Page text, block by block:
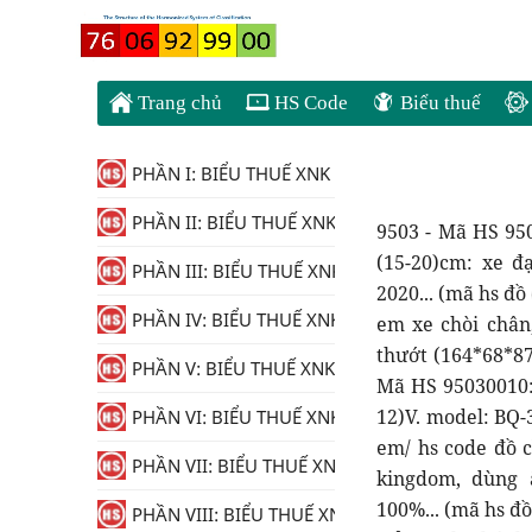
Trang chủ HS Code Biểu thuế
9503 - Mã HS 95030010: Đồ chơi trẻ em không dùng pin bằng nhựa kích thước (15-20)cm: xe đạp, hàng mới 100%, nhà sx: CHUANGFA CO. , LTD mã hàng: 2020... (mã hs đồ chơi trẻ em/ hs code đồ chơi trẻ) - Mã HS 95030010: Đồ chơi trẻ em xe chòi chân, hiệu Baby kingdom, không dùng pin. model: QT-8093A. kích thướt (164*68*87)cm. Mới 100%... (mã hs đồ chơi trẻ em/ hs code đồ chơi trẻ) - Mã HS 95030010: Đồ chơi trẻ em xe mô tô, hiệu Baby kingdom, dùng ắc qui (6-12)V. model: BQ-3188. kích thướt (110*45*75)cm. Mới 100%... (mã hs đồ chơi trẻ em/ hs code đồ chơi trẻ) - Mã HS 95030010: Đồ chơi trẻ em xe ô tô, hiệu Baby kingdom, dùng ắc qui (6-12)V. model: 588. kích thướt (135*95*90)cm. Mới 100%... (mã hs đồ chơi trẻ em/ hs code đồ chơi trẻ) - Mã HS 95030010: Xe đồ chơi trẻ em, ba bánh, tay cầm bọt biển, có chuông, dùng chân đẩy, model KM-951, KT: 58*9*76cm, chất liệu thép, nhãn hiệu: HEBEI, mới 100%... (mã hs xe đồ chơi trẻ/ hs code xe đồ chơi t) - Mã HS 95030010: Xe đồ chơi trẻ em, ba bánh, tay cầm nhựa, có chuông, dùng chân đẩy, model T09, KT: KT: 58*9. 8*77cm, chất liệu thép, nhãn hiệu: HEBEI, mới 100%... (mã hs xe đồ chơi trẻ/ hs code xe đồ chơi t) - Mã HS 95030010: Đồ chơi trẻ em bằng nhựa không dùng pin: Xe đẩy đồ chơi tập đi cho trẻ bằng nhựa, mã hàng: 918, loại 4 bánh. Kích thước: (98*47*55) cm, mới 100%... (mã hs đồ chơi trẻ em/ hs code đồ chơi trẻ) - Mã HS 95030010: Xe đồ chơi trẻ em bằng nhựa, loại đẩy bằng tay, không động cơ, hiệu Mimi Deer, model S101, kích thước(40x30x20)cm. Hàng mới 100%... (mã hs xe đồ chơi trẻ/ hs code xe đồ chơi t) - Mã HS 95030010: XE ĐẠP TỰ CÂN BẰNG (ĐỒ CHƠI DÀNH CHO TRẺ EM TỪ 1-4 TUỔI, LOẠI 02 BÁNH)- Nhãn hiệu: B'TWIN- Chất liệu: Chassis 100. 0: 50. 0% Steel 50. 0% Aluminium- Model code: 8501033... (mã hs xe đạp tự cân b/ hs code xe đạp tự câ) - Mã HS 95030010: XE ĐẠP 3 BÁNH, BÀN ĐẠP GẮN BÁNH TRƯỚC DÙNG CHO TRẺ EM TRÊN 36 THÁNG TUỔI, PL2704, Size(CM): 87x69x58, yên cao trên: 45cm, HÀNG MỚI 100%... (mã hs xe đạp 3 bánh/ hs code xe đạp 3 bán) - Mã HS 95030010:
PHẦN I: BIỂU THUẾ XNK
PHẦN II: BIỂU THUẾ XNK
PHẦN III: BIỂU THUẾ XNK
PHẦN IV: BIỂU THUẾ XNK
PHẦN V: BIỂU THUẾ XNK
PHẦN VI: BIỂU THUẾ XNK
PHẦN VII: BIỂU THUẾ XNK
PHẦN VIII: BIỂU THUẾ XNK